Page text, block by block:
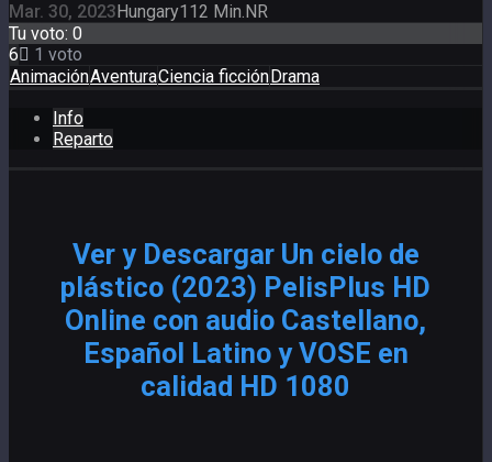
Mar. 30, 2023Hungary112 Min.NR
Tu voto: 0
6
1 voto
AnimaciónAventuraCiencia ficciónDrama
Info
Reparto
Ver y Descargar Un cielo de
plástico (2023) PelisPlus HD
Online con audio Castellano,
Español Latino y VOSE en
calidad HD 1080